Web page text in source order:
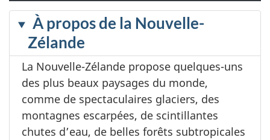
À propos de la Nouvelle-
Zélande
La Nouvelle-Zélande propose quelques-uns
des plus beaux paysages du monde,
comme de spectaculaires glaciers, des
montagnes escarpées, de scintillantes
chutes d’eau, de belles forêts subtropicales